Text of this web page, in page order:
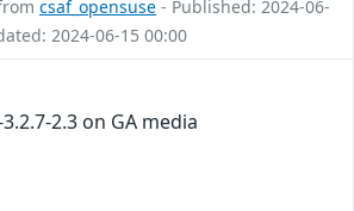
csaf_opensuse - Published: 2024-06-
2024-06-15 00:00
2.3 on GA media